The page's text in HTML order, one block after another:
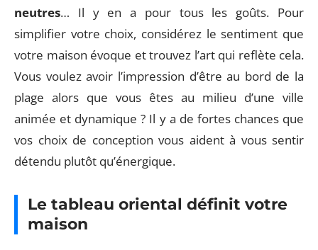
neutres… Il y en a pour tous les goûts. Pour
simplifier votre choix, considérez le sentiment que
votre maison évoque et trouvez l’art qui reflète cela.
Vous voulez avoir l’impression d’être au bord de la
plage alors que vous êtes au milieu d’une ville
animée et dynamique ? Il y a de fortes chances que
vos choix de conception vous aident à vous sentir
détendu plutôt qu’énergique.
Le tableau oriental définit votre
maison